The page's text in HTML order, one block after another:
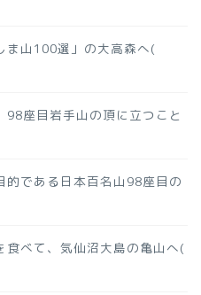
山100選」の大高森へ(
座目岩手山の頂に立つこと
である日本百名山98座目の
べて、気仙沼大島の亀山へ(